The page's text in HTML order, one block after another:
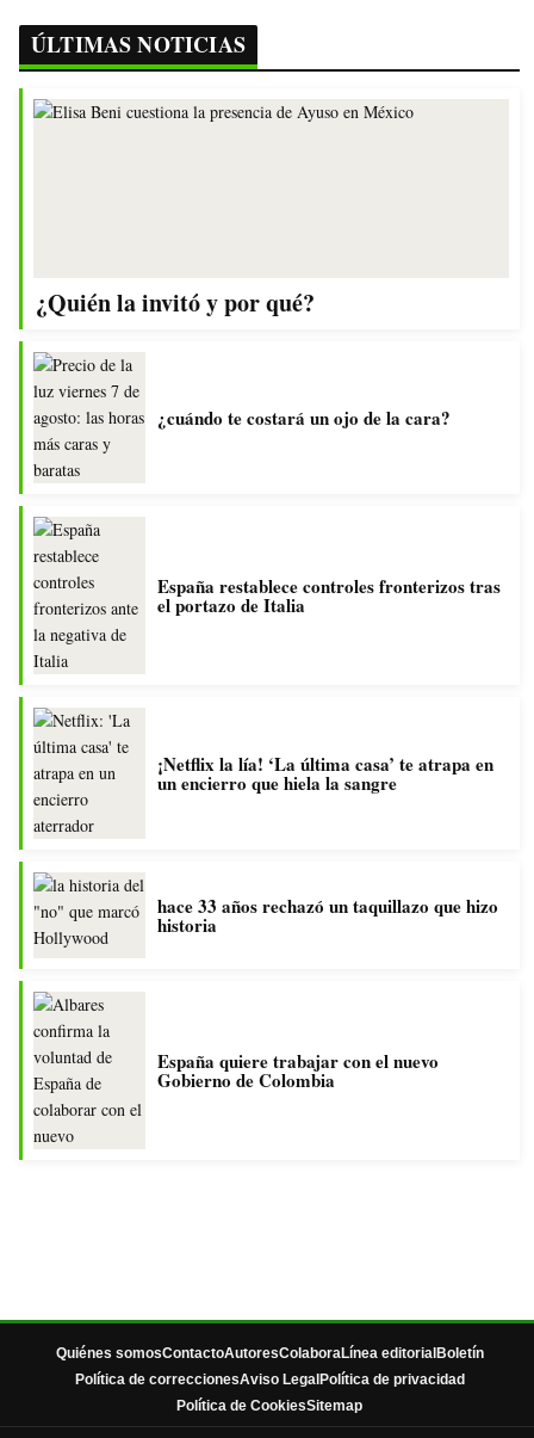
ÚLTIMAS NOTICIAS
¿Quién la invitó y por qué?
¿cuándo te costará un ojo de la cara?
España restablece controles fronterizos tras
el portazo de Italia
¡Netflix la lía! ‘La última casa’ te atrapa en
un encierro que hiela la sangre
hace 33 años rechazó un taquillazo que hizo
historia
España quiere trabajar con el nuevo
Gobierno de Colombia
Quiénes somosContactoAutoresColaboraLínea editorial Boletín
Política de correccionesAviso Legal Política de privacidad
Política de CookiesSitemap